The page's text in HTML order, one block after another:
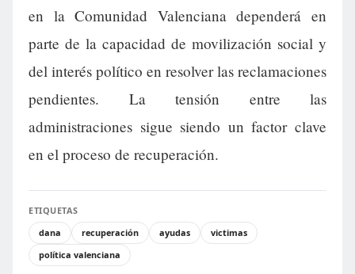
en la Comunidad Valenciana dependerá en
parte de la capacidad de movilización social y
del interés político en resolver las reclamaciones
pendientes. La tensión entre las
administraciones sigue siendo un factor clave
en el proceso de recuperación.
ETIQUETAS
dana
recuperación ayudas
victimas
política valenciana